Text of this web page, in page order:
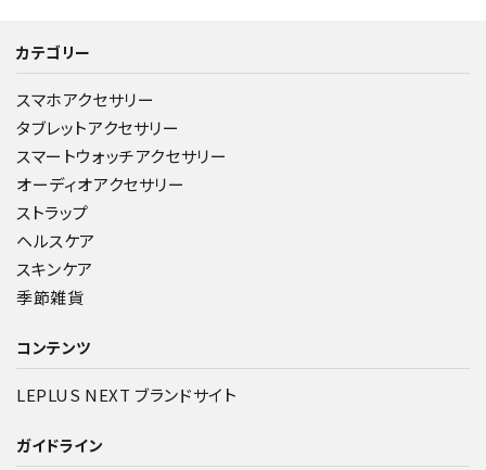
カテゴリー
スマホアクセサリー
タブレットアクセサリー
スマートウォッチアクセサリー
オーディオアクセサリー
ストラップ
ヘルスケア
スキンケア
季節雑貨
コンテンツ
LEPLUS NEXT ブランドサイト
ガイドライン